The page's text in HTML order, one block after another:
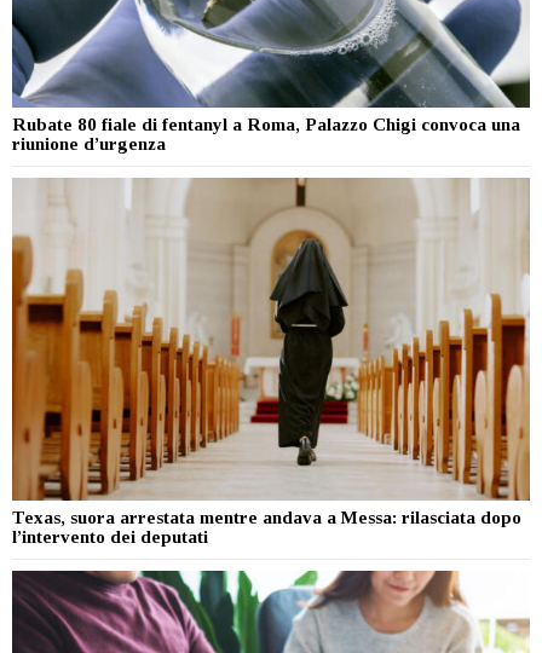
Rubate 80 fiale di fentanyl a Roma, Palazzo Chigi convoca una
riunione d’urgenza
Texas, suora arrestata mentre andava a Messa: rilasciata dopo
l’intervento dei deputati